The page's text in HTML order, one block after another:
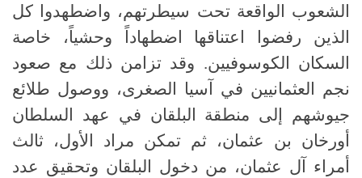
الشعوب الواقعة تحت سيطرتهم، واضطهدوا كل
الذين رفضوا اعتناقها اضطهاداً وحشياً، خاصة
السكان الكوسوفيين. وقد تزامن ذلك مع صعود
نجم العثمانيين في آسيا الصغرى، ووصول طلائع
جيوشهم إلى منطقة البلقان في عهد السلطان
أورخان بن عثمان، ثم تمكن مراد الأول، ثالث
أمراء آل عثمان، من دخول البلقان وتحقيق عدد